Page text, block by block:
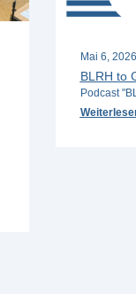
Mai 6, 2026
BLRH to
Podcast